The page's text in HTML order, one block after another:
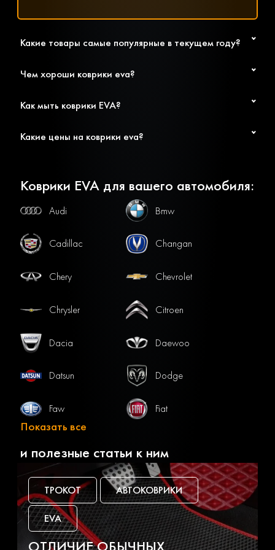
Какие товары самые популярные в текущем году?
Чем хороши коврики eva?
Как мыть коврики EVA?
Какие цены на коврики eva?
Коврики EVA для вашего автомобиля:
Audi Bmw
Cadillac Changan
Chery Chevrolet
Chrysler Citroen
Dacia Daewoo
Datsun Dodge
Faw Fiat
Geely Genesis
Great wall Haval
Honda Hummer
Показать все
и полезные статьи к ним
ТРОКОТ АВТОКОВРИКИ
EVA